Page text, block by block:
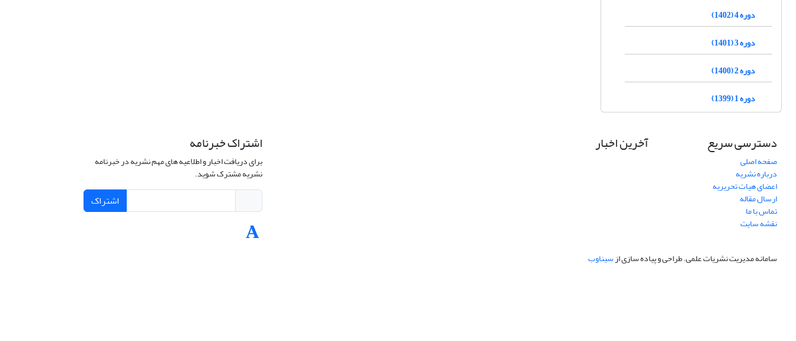
دوره 4 (1402)
دوره 3 (1401)
دوره 2 (1400)
دوره 1 (1399)
دسترسی سریع
صفحه اصلی
درباره نشریه
اعضای هیات تحریریه
ارسال مقاله
تماس با ما
نقشه سایت
آخرین اخبار اشتراک خبرنامه
برای دریافت اخبار و اطلاعیه های مهم نشریه در خبرنامه
نشریه مشترک شوید.
اشتراک
سامانه مدیریت نشریات علمی.طراحی و پیاده سازی ازسیناوب